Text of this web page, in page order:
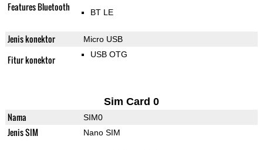
Features Bluetooth BT LE
Jenis konektor Micro USB
Fitur konektor USB OTG
Sim Card 0
Nama SIM0
Jenis SIM Nano SIM